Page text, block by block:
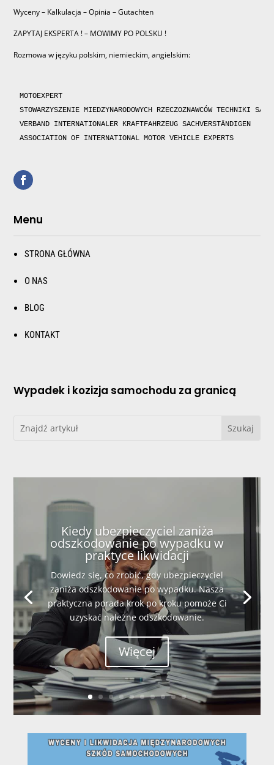
Wyceny – Kalkulacja – Opinia – Gutachten
ZAPYTAJ EKSPERTA ! – MOWIMY PO POLSKU !
Rozmowa w języku polskim, niemieckim, angielskim:
MOTOEXPERT
STOWARZYSZENIE MIEDZYNARODOWYCH RZECZOZNAWCÓW TECHNIKI
VERBAND INTERNATIONALER KRAFTFAHRZEUG SACHVERSTÄNDIGEN
ASSOCIATION OF INTERNATIONAL MOTOR VEHICLE EXPERTS
Menu
STRONA GŁÓWNA
O NAS
BLOG
KONTAKT
Wypadek i kozizja samochodu za granicą
Kiedy ubezpieczyciel zaniża
odszkodowanie po wypadku w
praktyce likwidacji
Dowiedz się, co zrobić, gdy ubezpieczyciel
zaniża odszkodowanie po wypadku. Nasza
praktyczna porada krok po kroku pomoże Ci
uzyskać należne odszkodowanie.
Więcej